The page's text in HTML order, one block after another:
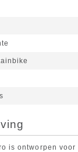
is ontworpen voor